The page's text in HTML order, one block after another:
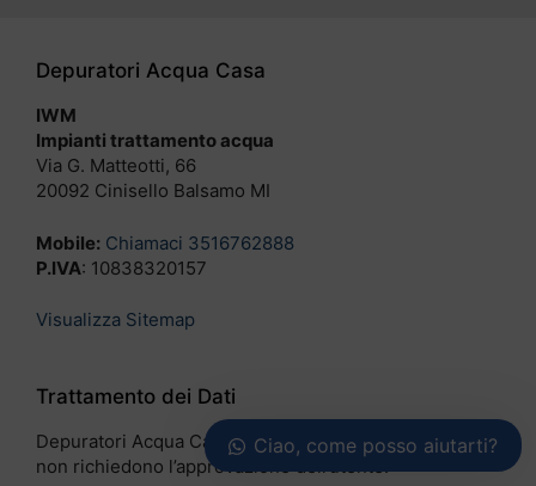
Depuratori Acqua Casa
IWM
Impianti trattamento acqua
Via G. Matteotti, 66
20092 Cinisello Balsamo MI
Mobile: Chiamaci 3516762888
P.IVA: 10838320157
Visualizza Sitemap
Trattamento dei Dati
Depuratori Acqua Casa utilizza solocookie tecniciche
non richiedono l’approvazione dell’utente.
Ciao, come posso aiutarti?